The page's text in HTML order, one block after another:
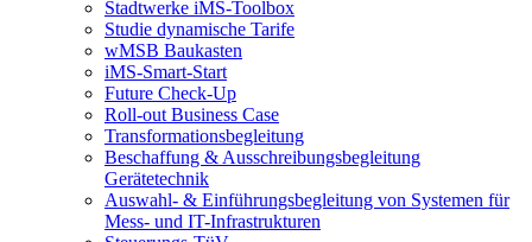
Stadtwerke iMS-Toolbox
Studie dynamische Tarife
wMSB Baukasten
iMS-Smart-Start
Future Check-Up
Roll-out Business Case
Transformationsbegleitung
Beschaffung & Ausschreibungsbegleitung
Gerätetechnik
Auswahl- & Einführungsbegleitung von Systemen für
Mess- und IT-Infrastrukturen